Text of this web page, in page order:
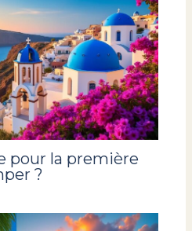
pour la première
?